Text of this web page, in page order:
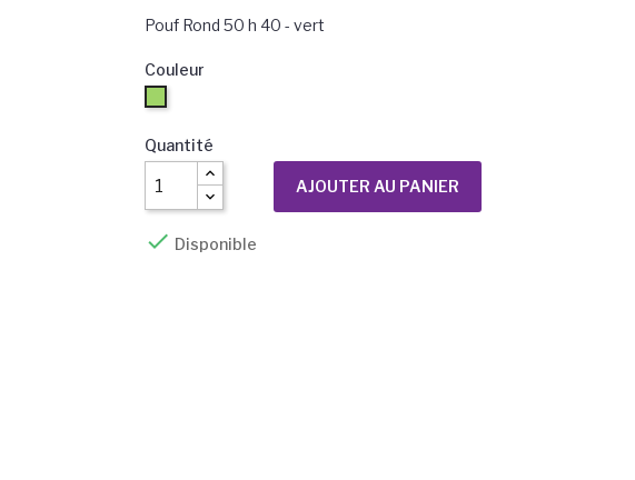
Pouf Rond 50 h 40 - vert
Couleur
Quantité
AJOUTER AU PANIER
 Disponible